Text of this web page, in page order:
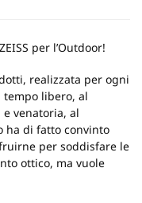
per l’Outdoor!
realizzata per ogni
libero, al
e venatoria, al
ha di fatto convinto
per soddisfare le
ottico, ma vuole